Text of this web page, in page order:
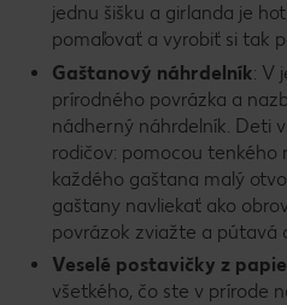
jednu šišku a girlanda je
pomaľovať a vyrobiť si tak
Gaštanový náhrdelník: V
prírodného povrázka a
nádherný náhrdelník. Deti
rodičov: pomocou
každého gaštana malý
gaštany navliekať ako
povrázok zviažte a pútavá
Veselé postavičky z
všetkého, čo ste v prírode